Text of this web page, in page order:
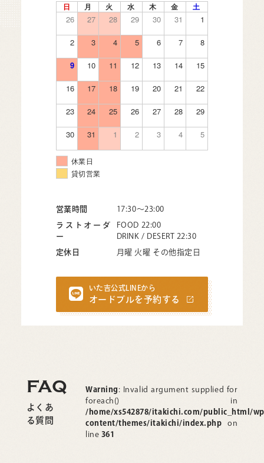
日 月 火 水 木 金 土
26 27 28 29 30 31 1
2 3 4 5 6 7 8
9 10 11 12 13 14 15
16 17 18 19 20 21 22
23 24 25 26 27 28 29
30 31 1 2 3 4 5
休業日
貸切営業
営業時間 17:30〜23:00
ラストオーダ
ー
FOOD 22:00
DRINK / DESERT 22:30
定休日 月曜 火曜 その他指定日
いた吉公式LINEから
オードブルを予約する
FAQ
よくあ
る質問
Warning: Invalid argument supplied for
foreach() in
/home/xs542878/itakichi.com/public_html/
content/themes/itakichi/index.php on
line 361